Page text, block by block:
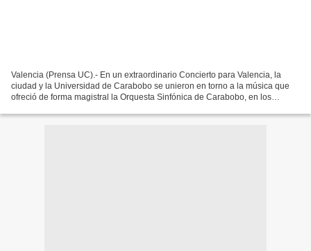
Valencia (Prensa UC).- En un extraordinario Concierto para Valencia, la
ciudad y la Universidad de Carabobo se unieron en torno a la música que
ofreció de forma magistral la Orquesta Sinfónica de Carabobo, en los